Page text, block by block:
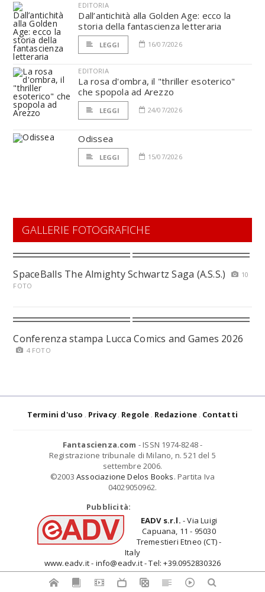
EDITORIA
Dall’antichità alla Golden Age: ecco la
storia della fantascienza letteraria
LEGGI 16/07/2026
EDITORIA
La rosa d'ombra, il "thriller esoterico"
che spopola ad Arezzo
LEGGI 24/07/2026
Odissea
LEGGI 15/07/2026
GALLERIE FOTOGRAFICHE
SpaceBalls The Almighty Schwartz Saga (A.S.S.)
10
FOTO
Conferenza stampa Lucca Comics and Games 2026
4 FOTO
Termini d'uso Privacy Regole Redazione Contatti
Fantascienza.com - ISSN 1974-8248 -
Registrazione tribunale di Milano, n. 521 del 5
settembre 2006.
©2003 Associazione Delos Books. Partita Iva
04029050962.
Pubblicità:
EADV s.r.l. - Via Luigi
Capuana, 11 - 95030
Tremestieri Etneo (CT) -
Italy
www.eadv.it - info@eadv.it - Tel: +39.0952830326